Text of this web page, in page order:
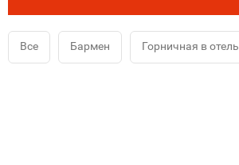
Все Бармен Горничная в отель